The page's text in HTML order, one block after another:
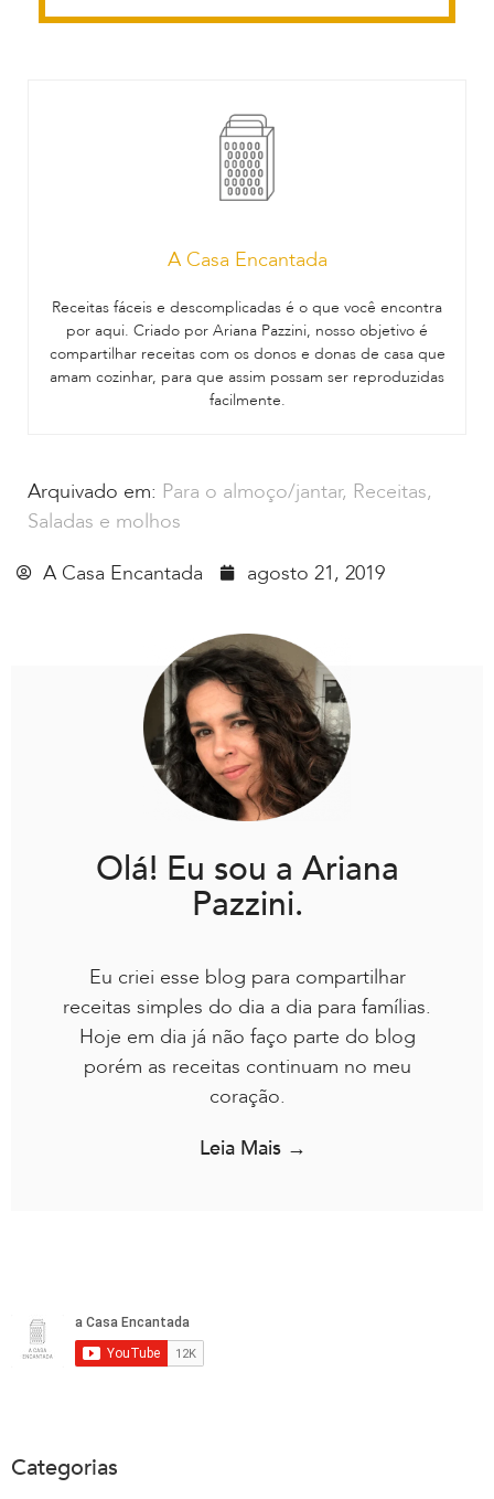
A Casa Encantada
Receitas fáceis e descomplicadas é o que você encontra
por aqui. Criado por Ariana Pazzini, nosso objetivo é
compartilhar receitas com os donos e donas de casa que
amam cozinhar, para que assim possam ser reproduzidas
facilmente.
Arquivado em: Para o almoço/jantar, Receitas,
Saladas e molhos
A Casa Encantada
agosto 21, 2019
Olá! Eu sou a Ariana
Pazzini.
Eu criei esse blog para compartilhar
receitas simples do dia a dia para famílias.
Hoje em dia já não faço parte do blog
porém as receitas continuam no meu
coração.
Leia Mais →
Categorias